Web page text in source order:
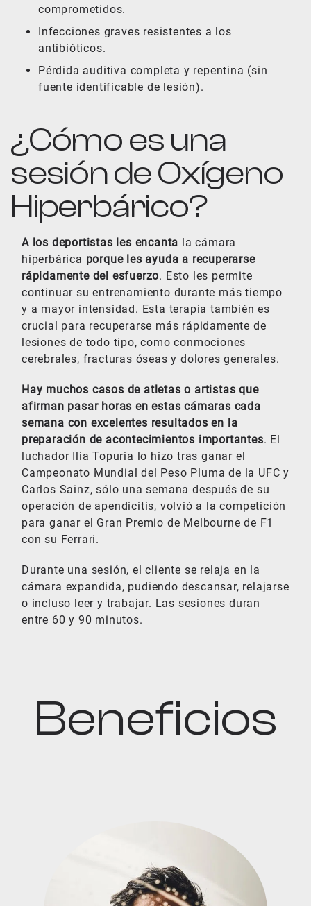
comprometidos.
Infecciones graves resistentes a los
antibióticos.
Pérdida auditiva completa y repentina (sin
fuente identificable de lesión).
¿Cómo es una
sesión de Oxígeno
Hiperbárico?
A los deportistas les encanta la cámara
hiperbárica porque les ayuda a recuperarse
rápidamente del esfuerzo. Esto les permite
continuar su entrenamiento durante más tiempo
y a mayor intensidad. Esta terapia también es
crucial para recuperarse más rápidamente de
lesiones de todo tipo, como conmociones
cerebrales, fracturas óseas y dolores generales.
Hay muchos casos de atletas o artistas que
afirman pasar horas en estas cámaras cada
semana con excelentes resultados en la
preparación de acontecimientos importantes. El
luchador Ilia Topuria lo hizo tras ganar el
Campeonato Mundial del Peso Pluma de la UFC y
Carlos Sainz, sólo una semana después de su
operación de apendicitis, volvió a la competición
para ganar el Gran Premio de Melbourne de F1
con su Ferrari.
Durante una sesión, el cliente se relaja en la
cámara expandida, pudiendo descansar, relajarse
o incluso leer y trabajar. Las sesiones duran
entre 60 y 90 minutos.
Beneficios